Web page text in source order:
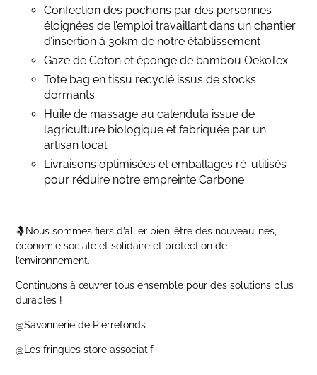
Confection des pochons par des personnes
éloignées de l’emploi travaillant dans un chantier
d’insertion à 30km de notre établissement
Gaze de Coton et éponge de bambou OekoTex
Tote bag en tissu recyclé issus de stocks
dormants
Huile de massage au calendula issue de
l’agriculture biologique et fabriquée par un
artisan local
Livraisons optimisées et emballages ré-utilisés
pour réduire notre empreinte Carbone
🤱Nous sommes fiers d’allier bien-être des nouveau-nés,
économie sociale et solidaire et protection de
l’environnement.
Continuons à œuvrer tous ensemble pour des solutions plus
durables !
@Savonnerie de Pierrefonds
@Les fringues store associatif